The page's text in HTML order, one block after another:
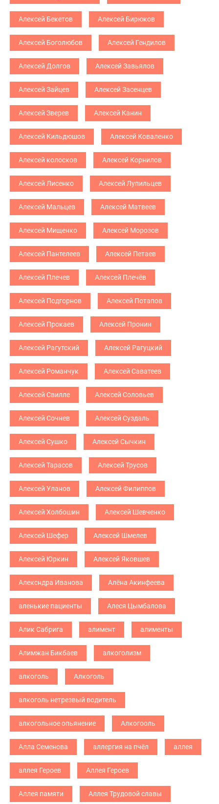
Алексей Бекетов Алексей Бирюков
Алексей Боголюбов Алексей Гендилов
Алексей Долгов Алексей Завьялов
Алексей Зайцев Алексей Засенцев
Алексей Зверев Алексей Канин
Алексей Кильдюшов Алексей Коваленко
Алексей колосков Алексей Корнилов
Алексей Лисенко Алексей Лупильцев
Алексей Мальцев Алексей Матвеев
Алексей Мищенко Алексей Морозов
Алексей Пантелеев Алексей Петаев
Алексей Плечев Алексей Плечёв
Алексей Подгорнов Алексей Потапов
Алексей Прокаев Алексей Пронин
Алексей Рагутский Алексей Рагуцкий
Алексей Романчук Алексей Саватеев
Алексей Свилле Алексей Соловьев
Алексей Сочнев Алексей Суздаль
Алексей Сушко Алексей Сычкин
Алексей Тарасов Алексей Трусов
Алексей Уланов Алексей Филиппов
Алексей Холбошин Алексей Шевченко
Алексей Шефер Алексей Шмелев
Алексей Юркин Алексей Яковшев
Алексндра Иванова Алёна Акинфеева
аленькие пациенты Алеся Цымбалова
Алик Сабрига алимент алименты
Алимжан Бикбаев алкоголизм
алкоголь Алкоголь
алкоголь нетрезвый водитель
алкогольное опьянение Алкогооль
Алла Семенова аллергия на пчёл аллея
аллея Героев Аллея Героев
Аллея памяти Аллея Трудовой славы